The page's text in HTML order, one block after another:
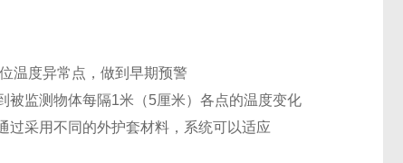
温度异常点，做到早期预警
被监测物体每隔1米（5厘米）各点的温度变化
过采用不同的外护套材料，系统可以适应